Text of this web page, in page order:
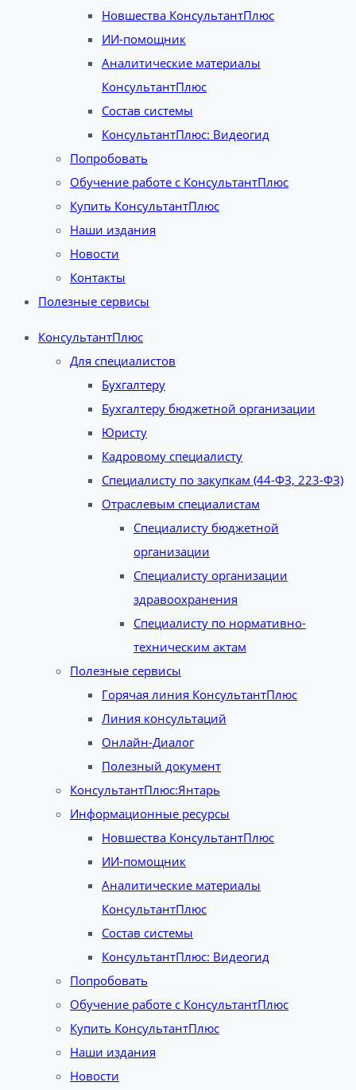
Новшества КонсультантПлюс
ИИ-помощник
Аналитические материалы
КонсультантПлюс
Состав системы
КонсультантПлюс: Видеогид
Попробовать
Обучение работе с КонсультантПлюс
Купить КонсультантПлюс
Наши издания
Новости
Контакты
Полезные сервисы
КонсультантПлюс
Для специалистов
Бухгалтеру
Бухгалтеру бюджетной организации
Юристу
Кадровому специалисту
Специалисту по закупкам (44-ФЗ, 223-ФЗ)
Отраслевым специалистам
Специалисту бюджетной
организации
Специалисту организации
здравоохранения
Специалисту по нормативно-
техническим актам
Полезные сервисы
Горячая линия КонсультантПлюс
Линия консультаций
Онлайн-Диалог
Полезный документ
КонсультантПлюс:Янтарь
Информационные ресурсы
Новшества КонсультантПлюс
ИИ-помощник
Аналитические материалы
КонсультантПлюс
Состав системы
КонсультантПлюс: Видеогид
Попробовать
Обучение работе с КонсультантПлюс
Купить КонсультантПлюс
Наши издания
Новости